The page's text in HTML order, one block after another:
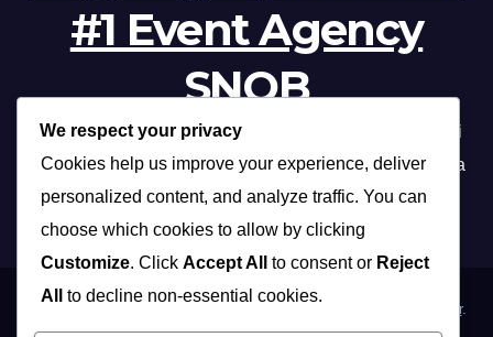
#1 Event Agency
SNOB
Profesionalna organizacija događanja /// Beograd, Novi
Sad, Niš, Kopaonik, Zlatibor, Vrnjačka banja, Sokobanja
Themeansar.
We respect your privacy
Cookies help us improve your experience, deliver
personalized content, and analyze traffic. You can
choose which cookies to allow by clicking
Customize. Click Accept All to consent or Reject
All
to decline non-essential cookies.